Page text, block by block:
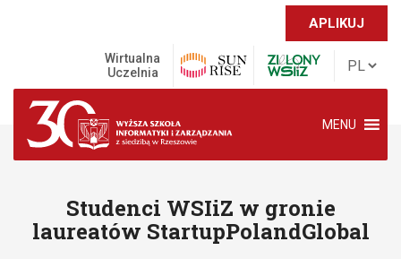
APLIKUJ
Wirtualna
Uczelnia
MENU
Studenci WSIiZ w gronie
laureatów StartupPolandGlobal